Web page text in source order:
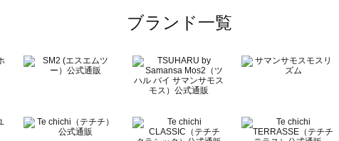
ブランド一覧